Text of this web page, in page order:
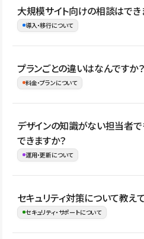
はい。既存サイトの構成やコンテン
Studio上に再構築する形で移行でき
イト全体のデザインや設定がそのま
め、移行後にページ構成やデザイン
大規模サイト向けの相談はでき
導入・移行について
はい。アクセス規模が大きいサイト
理、セキュリティ確認、既存シス
ない段階でも、お問い合わせくださ
お問合せはこちら
プランごとの違いはなんですか？
料金・プランについて
公開ページ数、バージョン履歴の期
管理の有無などがプランごとに異な
ージをご覧ください。
デザインの知識がない担当者で
できますか？
運用・更新について
はい。CMSやコンポーネントを活用
ことで、デザインを崩しにくい状態
セキュリティ対策について教えて
セキュリティ・サポートについて